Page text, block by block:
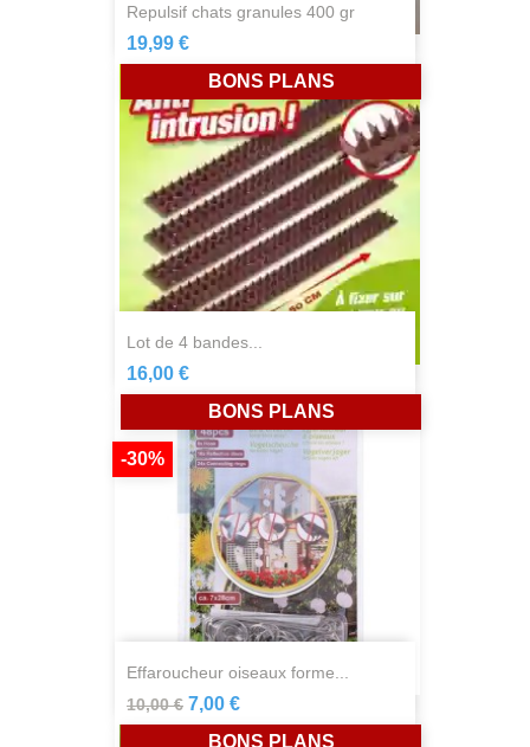
repulsif chats granules 400 gr
19,99 €
lot de 4 bandes...
16,00 €
BONS PLANS
effaroucheur oiseaux forme...
10,00 €
-30%
7,00 €
BONS PLANS
BONS PLANS